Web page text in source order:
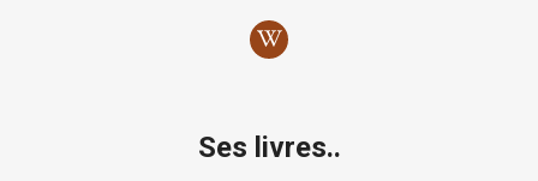
Ses livres..